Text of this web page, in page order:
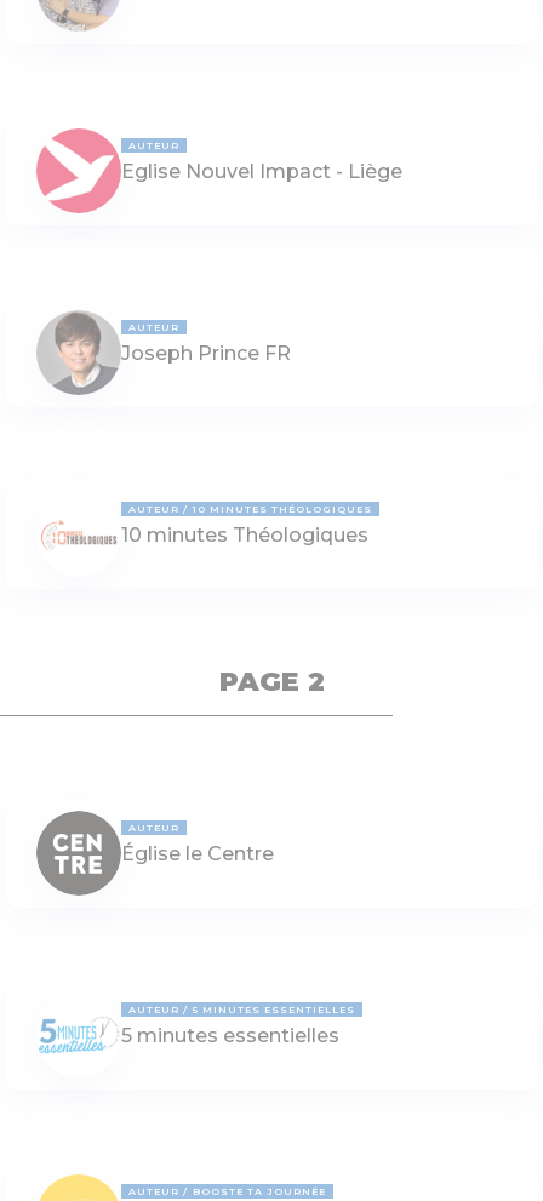
AUTEUR
Eglise Nouvel Impact - Liège
AUTEUR
Joseph Prince FR
AUTEUR 10 MINUTES THÉOLOGIQUES
10 minutes Théologiques
PAGE 2
AUTEUR
Église le Centre
AUTEUR 5 MINUTES ESSENTIELLES
5 minutes essentielles
AUTEUR BOOSTE TA JOURNÉE